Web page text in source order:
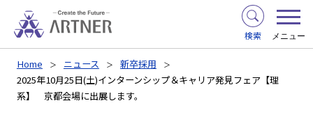
検索 メニュー
Home ニュース
新卒採用
2025年10月25日(土)インターンシップ＆キャリア発見フェア【理
系】 京都会場に出展します。